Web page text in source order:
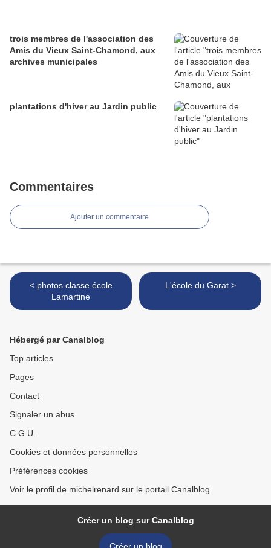
trois membres de l'association des
Amis du Vieux Saint-Chamond, aux
archives municipales
plantations d'hiver au Jardin public
Commentaires
Ajouter un commentaire
< photos classe école
Lamartine
L'école du Garat >
Hébergé par Canalblog
Top articles
Pages
Contact
Signaler un abus
C.G.U.
Cookies et données personnelles
Préférences cookies
Voir le profil de michelrenard sur le portail Canalblog
Créer un blog sur Canalblog